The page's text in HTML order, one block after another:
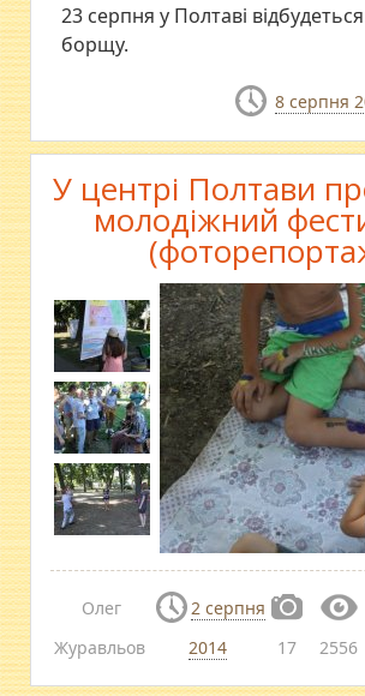
23 серпня у Полтаві
борщу.
8 серпня
У центрі Полтави
молодіжний
Олег
Журавльов
2 серпня
2014
17 2556